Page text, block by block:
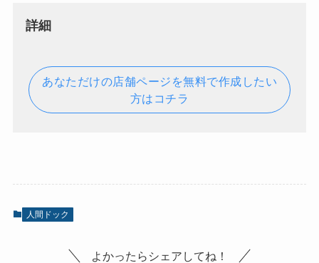
詳細
あなただけの店舗ページを無料で作成したい
方はコチラ
人間ドック
よかったらシェアしてね！